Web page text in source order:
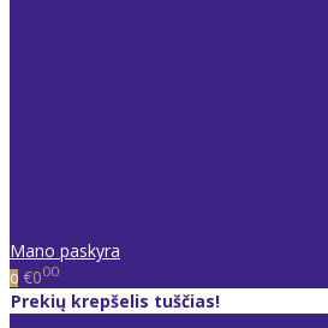
Mano paskyra
0 €000
Prekių krepšelis tuščias!